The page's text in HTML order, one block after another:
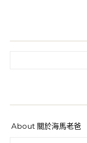
About 關於海馬老爸